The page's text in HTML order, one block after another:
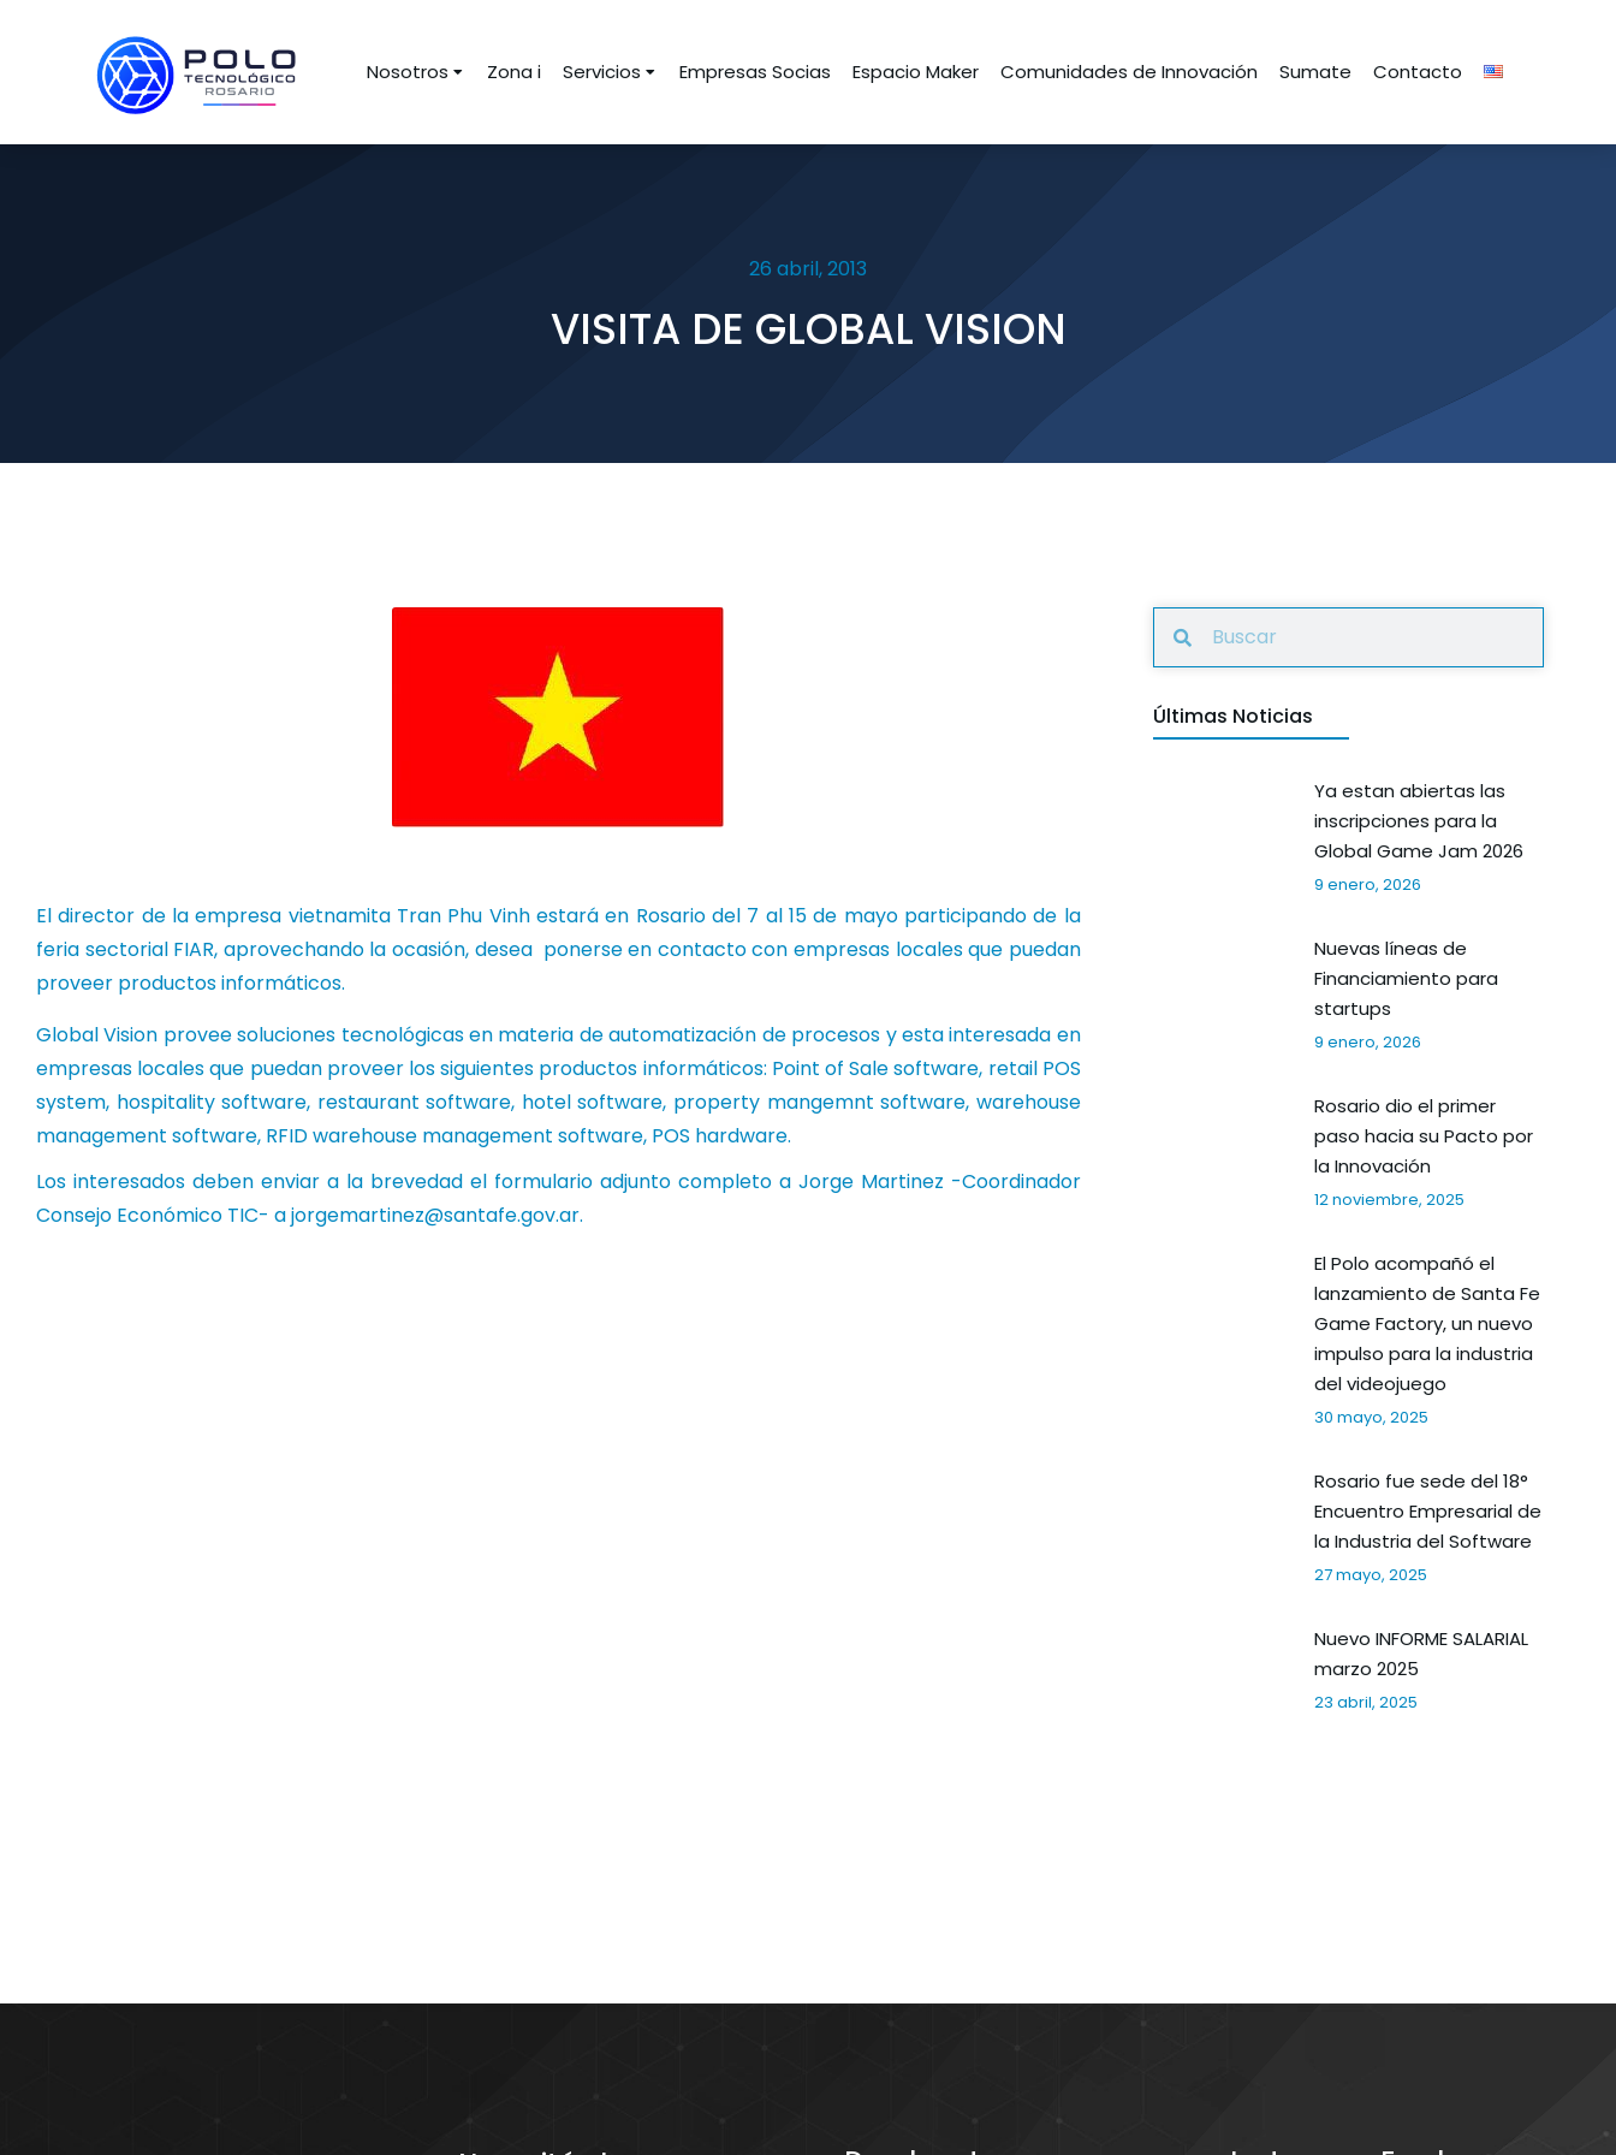
Nosotros Zona i Servicios Empresas Socias Espacio Maker Comunidades de Innovación Sumate Contacto
26 abril, 2013
VISITA DE GLOBAL VISION
El director de la empresa vietnamita Tran Phu Vinh estará en Rosario del 7 al 15 de mayo participando de la
feria sectorial FIAR, aprovechando la ocasión, desea ponerse en contacto con empresas locales que puedan
proveer productos informáticos.
Global Vision provee soluciones tecnológicas en materia de automatización de procesos y esta interesada en
empresas locales que puedan proveer los siguientes productos informáticos: Point of Sale software, retail POS
system, hospitality software, restaurant software, hotel software, property mangemnt software, warehouse
management software, RFID warehouse management software, POS hardware.
Los interesados deben enviar a la brevedad el formulario adjunto completo a Jorge Martinez -Coordinador
Consejo Económico TIC- ajorgemartinez@santafe.gov.ar.
Últimas Noticias
Ya estan abiertas las
inscripciones para la
Global Game Jam 2026
9 enero, 2026
Nuevas líneas de
Financiamiento para
startups
9 enero, 2026
Rosario dio el primer
paso hacia su Pacto por
la Innovación
12 noviembre, 2025
El Polo acompañó el
lanzamiento de Santa Fe
Game Factory, un nuevo
impulso para la industria
del videojuego
30 mayo, 2025
Rosario fue sede del 18°
Encuentro Empresarial de
la Industria del Software
27 mayo, 2025
Nuevo INFORME SALARIAL
marzo 2025
23 abril, 2025